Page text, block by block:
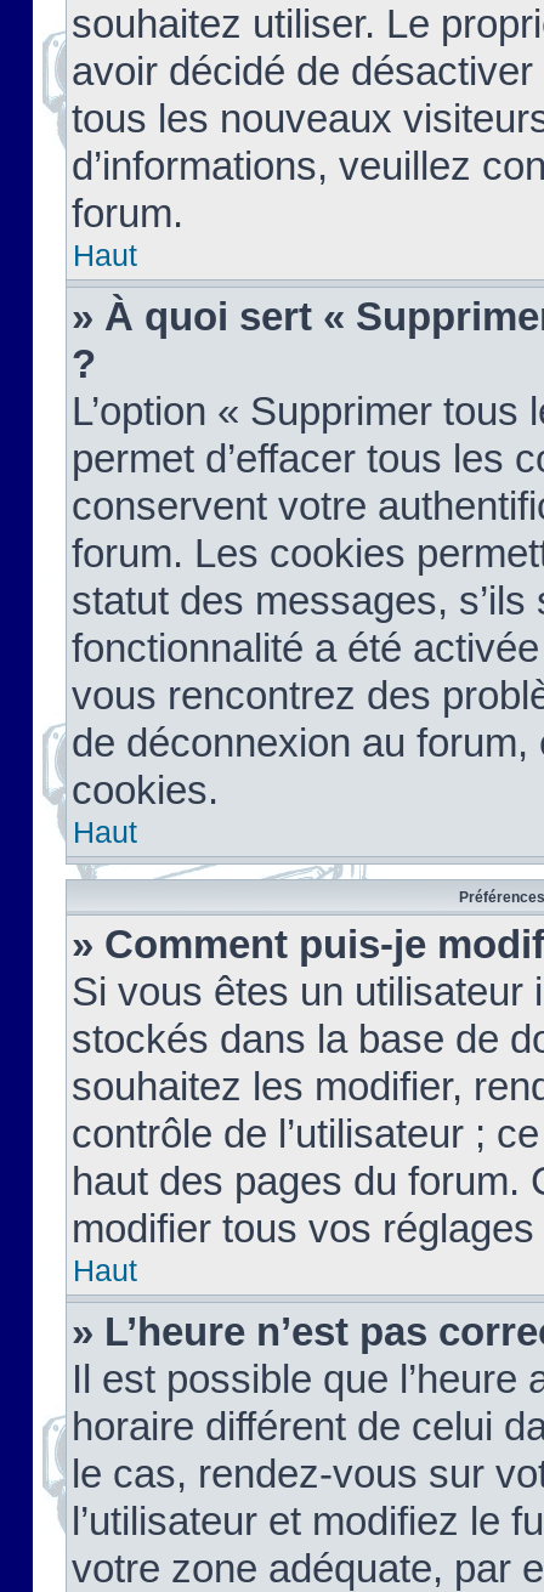
souhaitez utiliser. Le
avoir décidé de
tous les nouveaux
d’informations, veuillez
forum.
Haut
» À quoi sert «
?
L’option « Supprimer
permet d’effacer tous les
conservent votre
forum. Les cookies
statut des messages,
fonctionnalité a été
vous rencontrez des
de déconnexion au
cookies.
Haut
» Comment puis-je
Si vous êtes un
stockés dans la base de
souhaitez les modifier,
contrôle de l’utilisateur ;
haut des pages du forum.
modifier tous vos
Haut
» L’heure n’est pas
Il est possible que
horaire différent de celui
le cas, rendez-vous sur
l’utilisateur et modifiez le
votre zone adéquate, par